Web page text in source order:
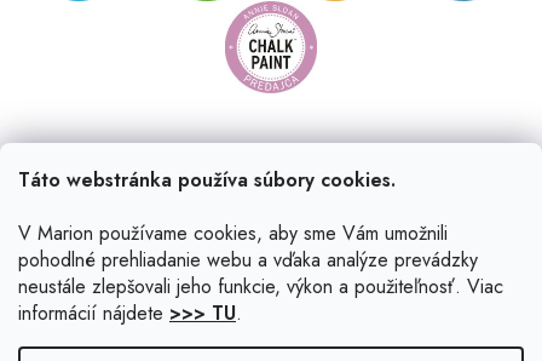
Táto webstránka používa súbory cookies.
V Marion používame cookies, aby sme Vám umožnili
pohodlné prehliadanie webu a vďaka analýze prevádzky
neustále zlepšovali jeho funkcie, výkon a použiteľnosť. Viac
informácií nájdete >>> TU.